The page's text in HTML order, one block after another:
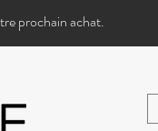
prochain achat.